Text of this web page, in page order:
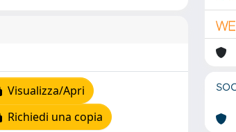
Visualizza/Apri
Richiedi una copia